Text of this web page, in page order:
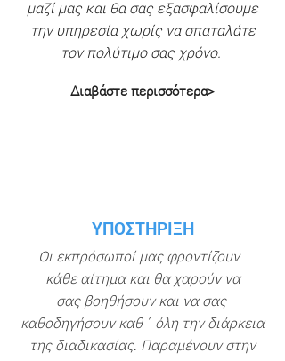
μαζί μας και θα σας εξασφαλίσουμε
την υπηρεσία χωρίς να σπαταλάτε
τον πολύτιμο σας χρόνο.
Διαβάστε περισσότερα>
ΥΠΟΣΤΗΡΙΞΗ
Οι εκπρόσωποί μας φροντίζουν
κάθε αίτημα και θα χαρούν να
σας βοηθήσουν και να σας
καθοδηγήσουν καθ΄ όλη την διάρκεια
της διαδικασίας. Παραμένουν στην